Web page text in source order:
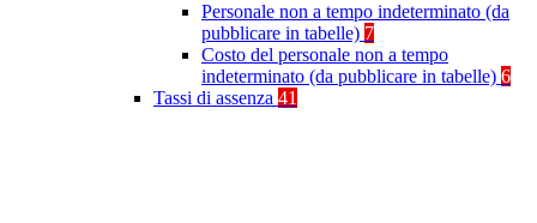
Personale non a tempo indeterminato (da
pubblicare in tabelle) 7
Costo del personale non a tempo
indeterminato (da pubblicare in tabelle) 6
Tassi di assenza 41